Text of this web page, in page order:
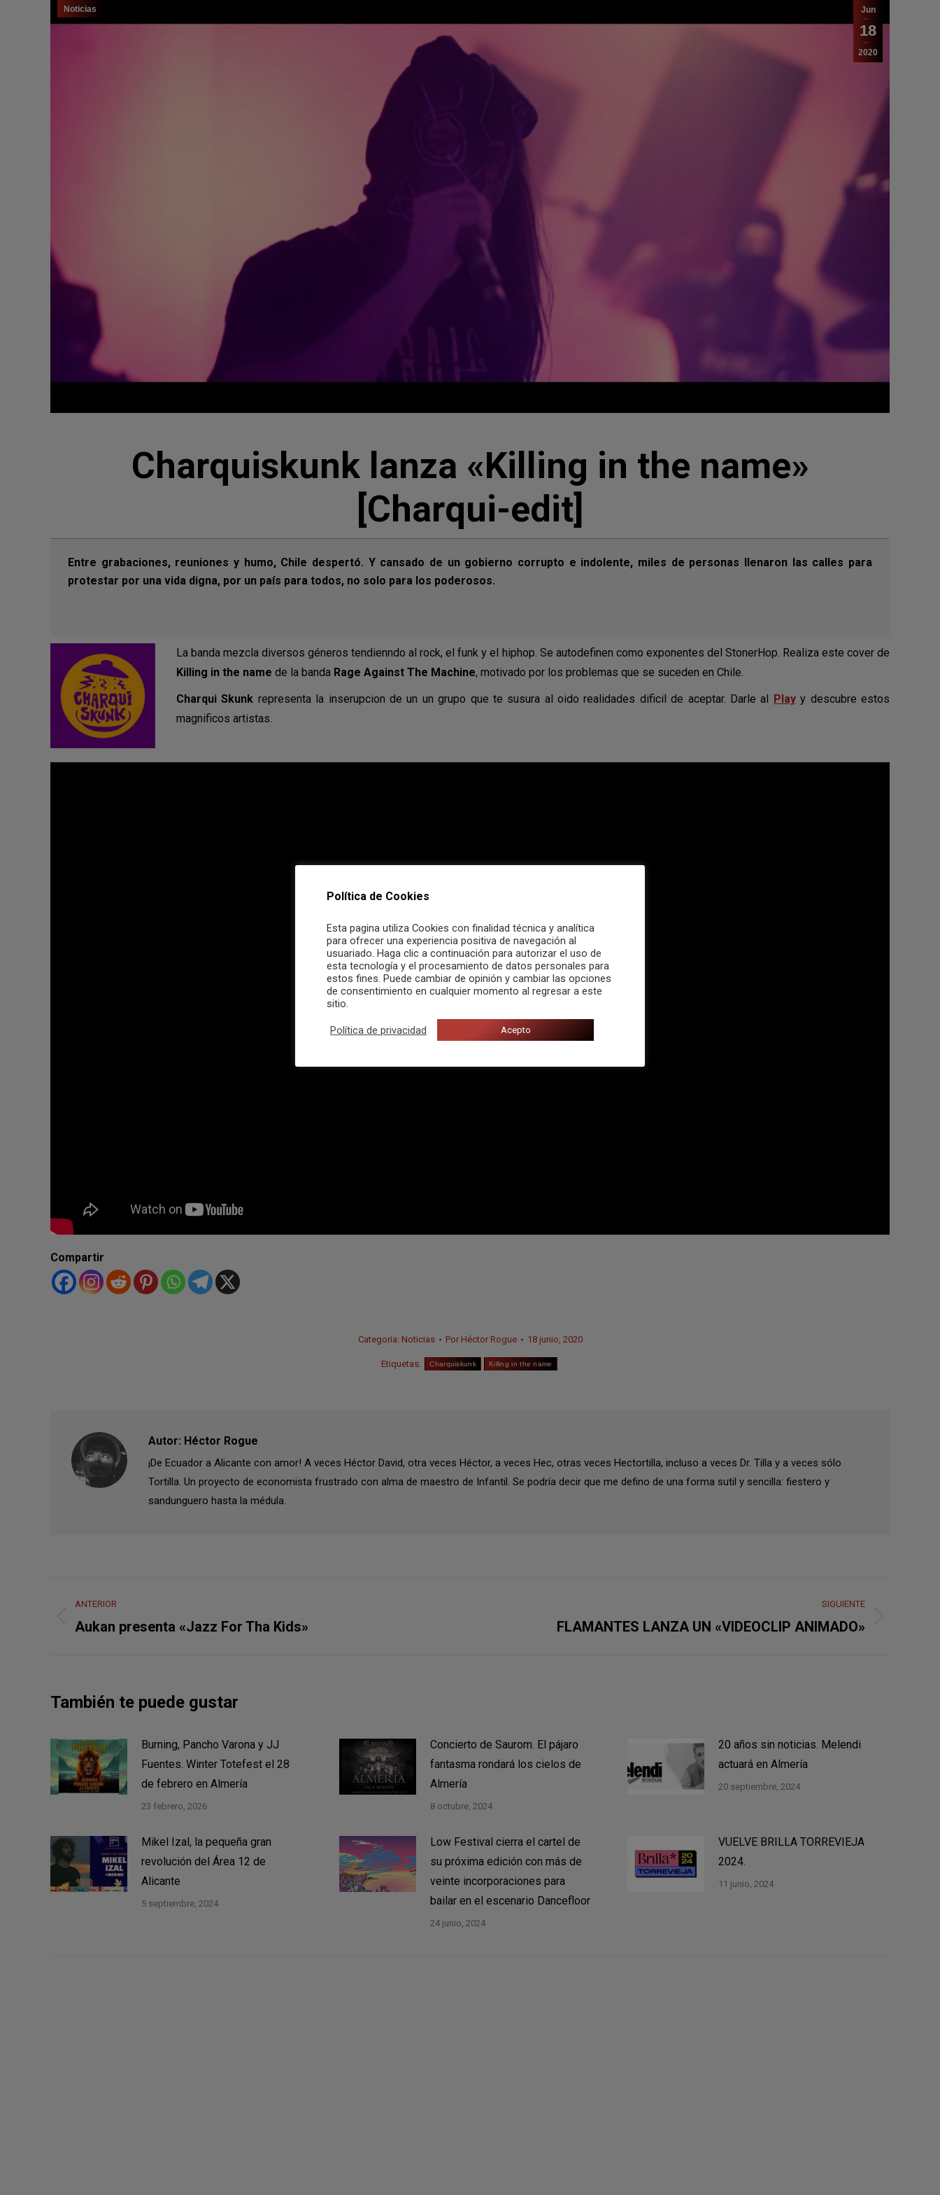
Jun
18
2020
Noticias
Charquiskunk lanza «Killing in the name»
[Charqui-edit]
Entre grabaciones, reuniones y humo, Chile despertó. Y cansado de un gobierno corrupto e indolente, miles de personas llenaron las calles para
protestar por una vida digna, por un país para todos, no solo para los poderosos.
La banda mezcla diversos géneros tendienndo al rock, el funk y el hiphop. Se autodefinen como exponentes del StonerHop. Realiza este cover de
Killing in the name de la banda Rage Against The Machine, motivado por los problemas que se suceden en Chile.
Charqui Skunk representa la inserupcion de un un grupo que te susura al oido realidades dificil de aceptar. Darle al Playy descubre estos
magnificos artistas.
Compartir
Categoría: Noticias Por Héctor Rogue 18 junio, 2020
Etiquetas: Charquiskunk Killing in the name
Autor: Héctor Rogue
¡De Ecuador a Alicante con amor! A veces Héctor David, otra veces Héctor, a veces Hec, otras veces Hectortilla, incluso a veces Dr. Tilla y a veces sólo
Tortilla. Un proyecto de economista frustrado con alma de maestro de Infantil. Se podría decir que me defino de una forma sutil y sencilla: fiestero y
sandunguero hasta la médula.
entre
ANTERIOR
Publicación
Aukan presenta «Jazz For Tha Kids»
SIGUIENTE
FLAMANTES LANZA UN «VIDEOCLIP ANIMADO»
También te puede gustar
Burning, Pancho Varona y JJ
Fuentes. Winter Totefest el 28
de febrero en Almería
23 febrero, 2026
Concierto de Saurom. El pájaro
fantasma rondará los cielos de
Almería
8 octubre, 2024
20 años sin noticias. Melendi
actuará en Almería
20 septiembre, 2024
Mikel Izal, la pequeña gran
revolución del Área 12 de
Alicante
5 septiembre, 2024
Low Festival cierra el cartel de
su próxima edición con más de
veinte incorporaciones para
bailar en el escenario Dancefloor
24 junio, 2024
VUELVE BRILLA TORREVIEJA
2024.
11 junio, 2024
Política de Cookies
Esta pagina utiliza Cookies con finalidad técnica y analítica
para ofrecer una experiencia positiva de navegación al
usuariado. Haga clic a continuación para autorizar el uso de
esta tecnología y el procesamiento de datos personales para
estos fines. Puede cambiar de opinión y cambiar las opciones
de consentimiento en cualquier momento al regresar a este
sitio.
Política de privacidad Acepto